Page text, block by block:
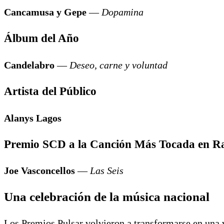
Cancamusa y Gepe— Dopamina
Álbum del Año
Candelabro— Deseo, carne y voluntad
Artista del Público
Alanys Lagos
Premio SCD a la Canción Más Tocada en
Joe Vasconcellos—Las Seis
Una celebración de la música nacional